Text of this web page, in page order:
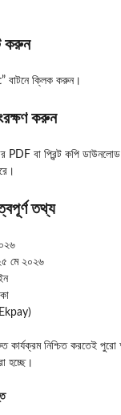
করুন
বাটনে ক্লিক করুন।
করুন
PDF বা প্রিন্ট কপি ডাউনলোড
তথ্য
মে ২০২৬
কার্যক্রম নিশ্চিত করতেই
হচ্ছে।